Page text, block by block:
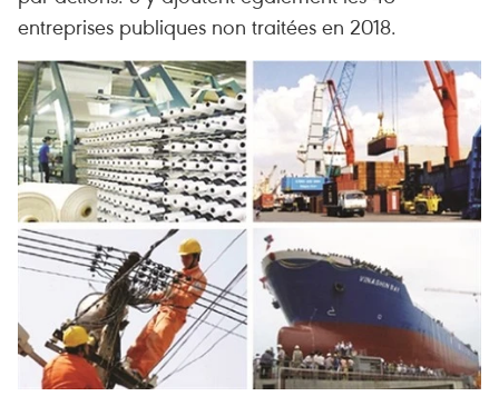
entreprises publiques non traitées en 2018.